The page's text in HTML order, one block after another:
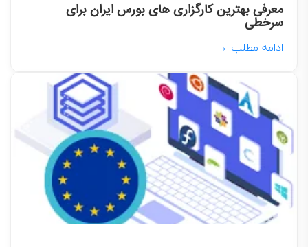
معرفی بهترین کارگزاری های بورس ایران برای
سرخطی
ادامه مطلب →